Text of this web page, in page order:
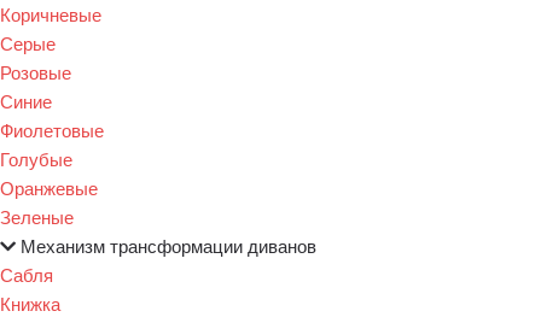
Коричневые
Серые
Розовые
Синие
Фиолетовые
Голубые
Оранжевые
Зеленые
Механизм трансформации диванов
Сабля
Книжка